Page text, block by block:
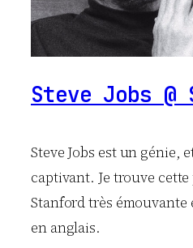
Steve Jobs @
Steve Jobs est un génie,
captivant. Je trouve
Stanford très émouvante
en anglais.